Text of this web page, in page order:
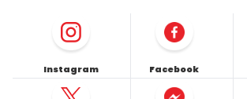
Facebook
Instagram